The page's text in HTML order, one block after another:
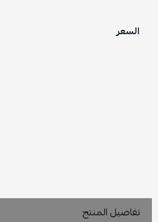
السعر
تفاصيل المنتج